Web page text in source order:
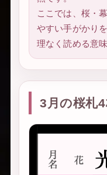
ここでは、桜・
やすい手がかり
理なく読める意
3月の桜札